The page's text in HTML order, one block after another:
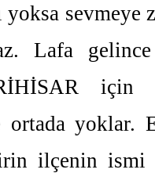
yoksa sevmeye
Lafa
ortada yoklar.
ilçenin ismi